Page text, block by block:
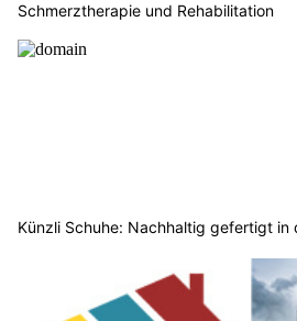
Schmerztherapie und Rehabilitation
Künzli Schuhe: Nachhaltig gefertigt in